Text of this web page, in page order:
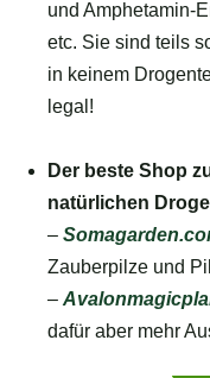
und Amphetamin-
etc. Sie sind teils
in keinem
legal!
Der beste Shop
natürlichen
–
Zauberpilze und
–
dafür aber mehr